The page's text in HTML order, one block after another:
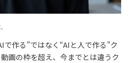
で作る”ではなく“AIと人で作る”ク
画の枠を超え、今までとは違うク